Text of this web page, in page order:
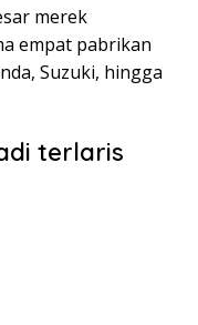
merek
empat pabrikan
Suzuki, hingga
terlaris